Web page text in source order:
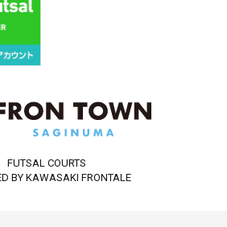
FUTSAL COURTS
BY KAWASAKI FRONTALE